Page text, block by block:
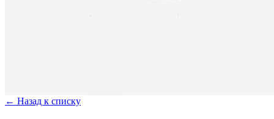
← Назад к списку